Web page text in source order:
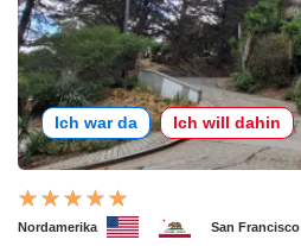
Ich war da Ich will dahin
Nordamerika San Francisco